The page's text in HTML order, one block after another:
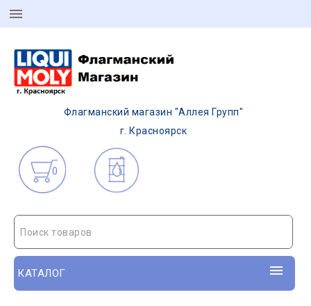
Флагманский магазин "Аллея Групп"
г. Красноярск
0
Поиск товаров
КАТАЛОГ